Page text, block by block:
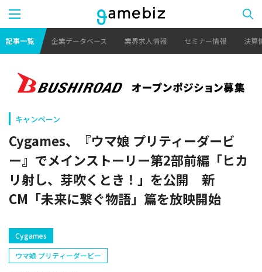
記事一覧 企業データベース 業界求人情報 セミナー情報 決算
キャンペーン
Cygames、『ウマ娘 プリティーダービ
ー』でメインストーリー第2部前編「ヒカ
リ射し、芽吹くとき！」を公開 新
CM「未来に繋ぐ物語」篇を放映開始
Cygames
ウマ娘 プリティーダービー